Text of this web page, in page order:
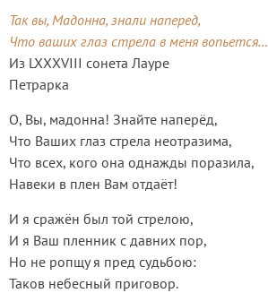
Так вы, Мадонна, знали наперед,
Что ваших глаз стрела в меня вопьется…
Из LXXXVIII сонета Лауре
Петрарка
О, Вы, мадонна! Знайте наперёд,
Что Ваших глаз стрела неотразима,
Что всех, кого она однажды поразила,
Навеки в плен Вам отдаёт!
И я сражён был той стрелою,
И я Ваш пленник с давних пор,
Но не ропщу я пред судьбою:
Таков небесный приговор.